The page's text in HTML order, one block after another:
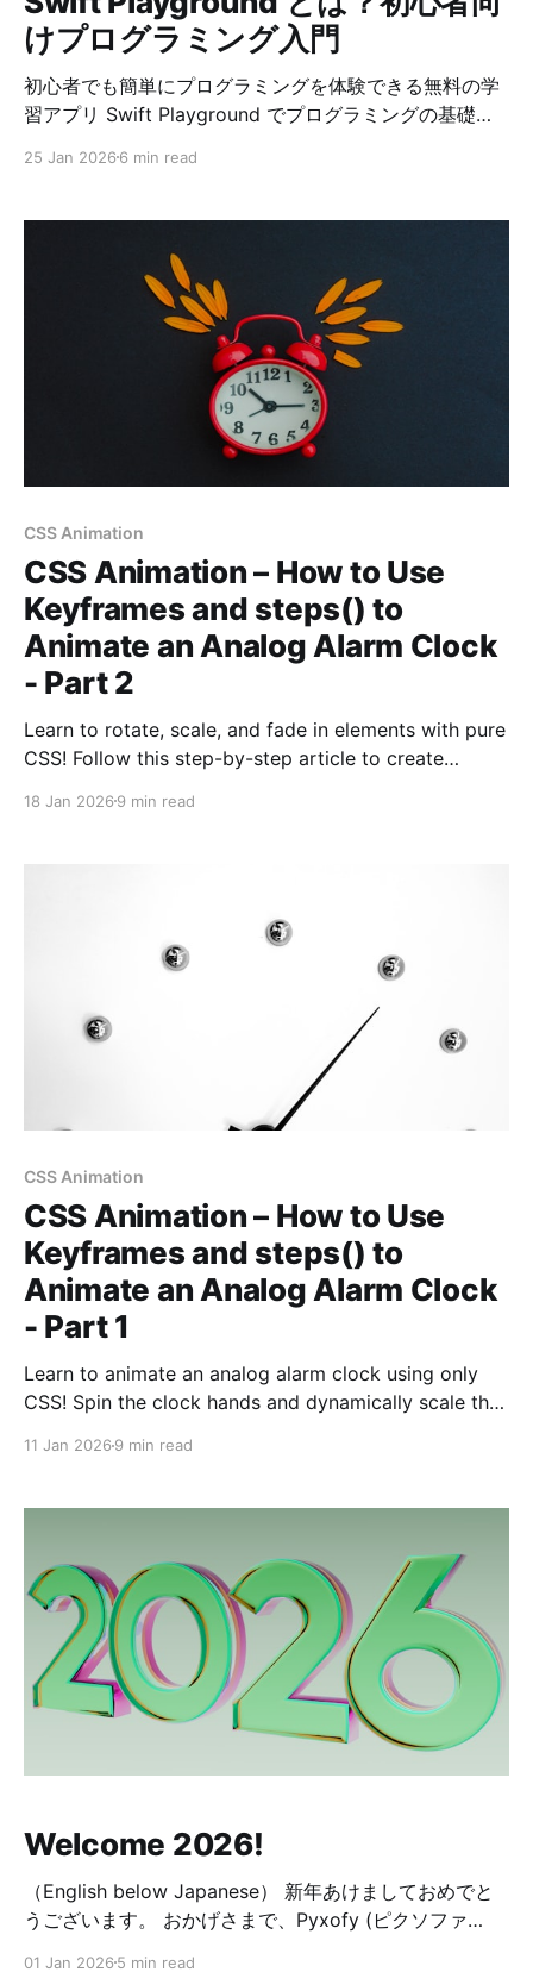
けプログラミング入門
初心者でも簡単にプログラミングを体験できる無料の学
習アプリ Swift Playground でプログラミングの基礎を
レッスンを解説していきます。
25 Jan 2026 6 min read
CSS Animation
CSS Animation – How to Use
Keyframes and steps() to
Animate an Analog Alarm Clock
- Part 2
Learn to rotate, scale, and fade in elements with pure
CSS! Follow this step-by-step article to create
18 Jan 2026 9 min read
CSS Animation
CSS Animation – How to Use
Keyframes and steps() to
Animate an Analog Alarm Clock
- Part 1
Learn to animate an analog alarm clock using only
CSS! Spin the clock hands and dynamically scale the
11 Jan 2026 9 min read
Welcome 2026!
（English below Japanese） 新年あけましておめでと
うございます。 おかげさまで、Pyxofy (ピクソファ
01 Jan 2026 5 min read